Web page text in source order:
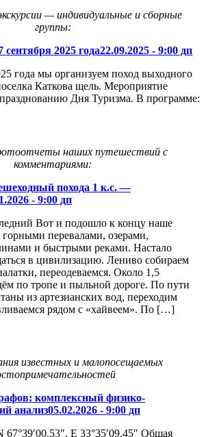
— индивидуальные и сборные
группы:
сентября 2025 года22.09.2025 - 9:00 дп
года мы организуем поход выходного
Каткова щель. Мероприятие
Дня Туризма. В программе:
наших путешествий с
комментариями:
похода 1 к.с. —
- 9:00 дп
Вот и подошло к концу наше
горными перевалами, озерами,
и быстрыми реками. Настало
в цивилизацию. Лениво собираем
переодеваемся. Около 1,5
по тропе и пыльной дороге. По пути
из артезианских вод, переходим
рядом с «хайвеем». По […]
известных и малопосещаемых
комплексный физико-
анализ05.02.2026 - 9:00 дп
Е 33°35′09.45″ Общая